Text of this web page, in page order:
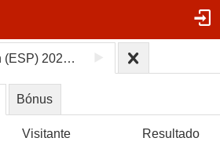
Primera Division (ESP) 2025/26
Bónus
Visitante Resultado